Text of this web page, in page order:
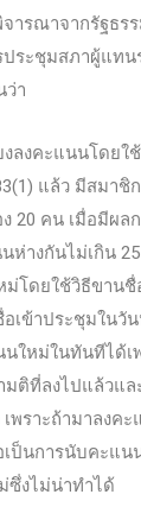
จารณาจากรัฐธ
ระชุมสภาผู้แทน
ว่า
ลงคะแนนโดยใ
แล้ว มีสมาชิ
20 คน เมื่อมีผ
ห่างกันไม่เกิน
โดยใช้วิธีขานชื่
เข้าประชุมใน
ใหม่ในทันทีได้เ
มติที่ลงไปแล้วแล
พราะถ้ามาลงค
ป็นการนับคะแน
ซึ่งไม่น่าทำได้